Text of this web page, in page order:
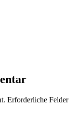
Erforderliche Felder